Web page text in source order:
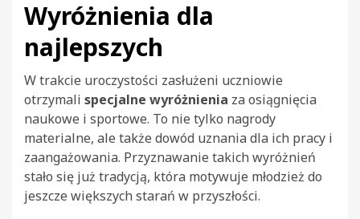
Wyróżnienia dla
najlepszych
W trakcie uroczystości zasłużeni uczniowie
otrzymali specjalne wyróżnienia za osiągnięcia
naukowe i sportowe. To nie tylko nagrody
materialne, ale także dowód uznania dla ich pracy i
zaangażowania. Przyznawanie takich wyróżnień
stało się już tradycją, która motywuje młodzież do
jeszcze większych starań w przyszłości.